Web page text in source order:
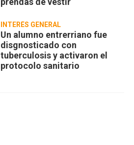
INTERÉS GENERAL
Un alumno entrerriano fue
disgnosticado con
tuberculosis y activaron el
protocolo sanitario